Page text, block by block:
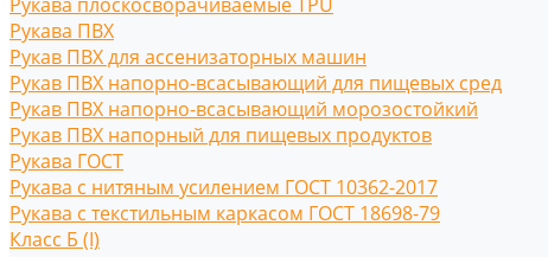
Рукава ПВХ
Рукав ПВХ для ассенизаторных машин
Рукав ПВХ напорно-всасывающий для пищевых сред
Рукав ПВХ напорно-всасывающий морозостойкий
Рукав ПВХ напорный для пищевых продуктов
Рукава ГОСТ
Рукава с нитяным усилением ГОСТ 10362-2017
Рукава с текстильным каркасом ГОСТ 18698-79
Класс Б (I)